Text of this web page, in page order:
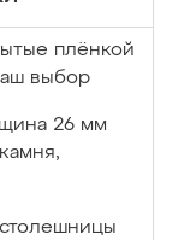
плёнкой
выбор
26 мм